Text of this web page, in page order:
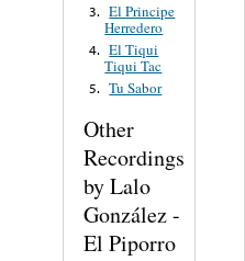
3. El Principe
Herredero
4. El Tiqui
Tiqui Tac
5. Tu Sabor
Other
Recordings
by Lalo
González -
El Piporro